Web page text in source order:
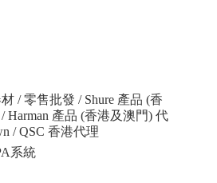
/ 零售批發 / Shure 產品 (香
Harman 產品 (香港及澳門) 代
/ QSC 香港代理
系統